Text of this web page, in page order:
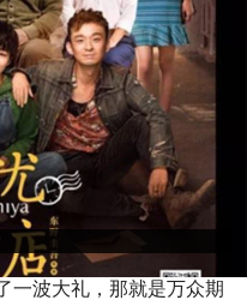
一波大礼，那就是万众期